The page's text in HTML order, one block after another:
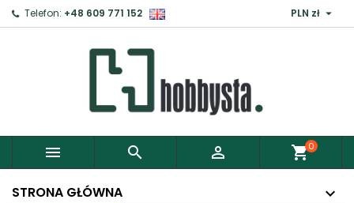
Telefon: +48 609 771 152 PLN zł 
   shopping_cart0
STRONA GŁÓWNA